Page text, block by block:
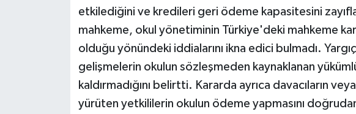
etkilediğini ve kredileri geri ödeme kapasitesini
mahkeme, okul yönetiminin Türkiye'deki mahkeme
olduğu yönündeki iddialarını ikna edici bulmadı.
gelişmelerin okulun sözleşmeden kaynaklanan
kaldırmadığını belirtti. Kararda ayrıca davacıların
yürüten yetkililerin okulun ödeme yapmasını